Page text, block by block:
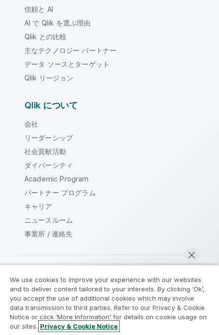
信頼と AI
AI で Qlik を選ぶ理由
Qlik との比較
主なテクノロジー パートナー
データ ソースとターゲット
Qlik リージョン
Qlik について
会社
リーダーシップ
社会貢献活動
ダイバーシティ
Academic Program
パートナー プログラム
キャリア
ニュースルーム
事業所 / 連絡先
Qlik コミュニティ
法的契約 製品規約
Legal Policies
リーガルポリシー
利用規約
We use cookies to improve your experience with our websites
and to deliver content tailored to your interests. By clicking ‘Ok’,
you accept the use of additional cookies which may involve
data transmission to third parties. Refer to our Privacy & Cookie
Notice or click ‘More Information’ for details on cookie usage on
our sites. Privacy & Cookie Notice